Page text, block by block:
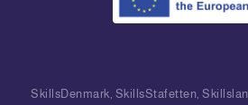
SkillsDenmark, SkillsStafetten,